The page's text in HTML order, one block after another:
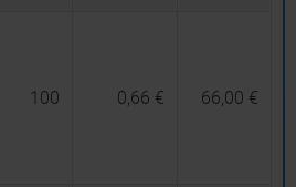
100 0,66 € 66,00 €